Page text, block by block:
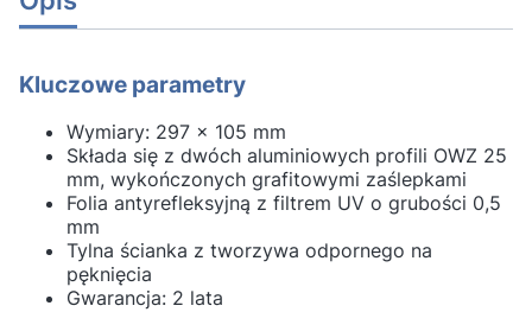
Kluczowe parametry
Wymiary: 297 x 105 mm
Składa się z dwóch aluminiowych profili OWZ 25
mm, wykończonych grafitowymi zaślepkami
Folia antyrefleksyjną z filtrem UV o grubości 0,5
mm
Tylna ścianka z tworzywa odpornego na
pęknięcia
Gwarancja: 2 lata